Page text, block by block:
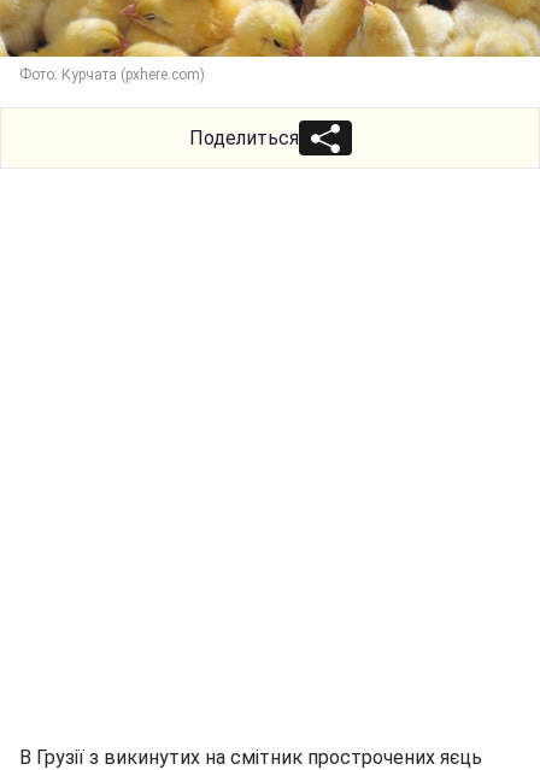
Фото: Курчата (pxhere.com)
Поделиться
В Грузії з викинутих на смітник прострочених яєць